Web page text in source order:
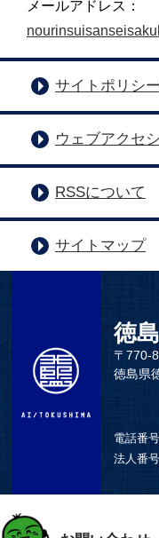
メールアドレス：
サイトポリシ
ウェブアクセ
RSSについて
サイトマップ
徳
〒770-
徳島県
電話番
法人番